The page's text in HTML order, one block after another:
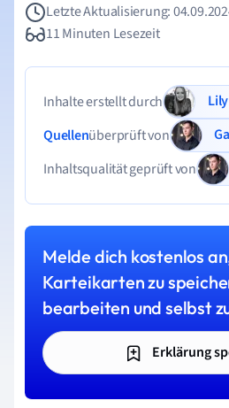
Letzte Aktualisierung:
11 Minuten Lesezeit
Inhalte erstellt durch
Quellenüberprüft von
Inhaltsqualität geprüft von
Melde dich kostenlos
Karteikarten zu
bearbeiten und selbst
Erklärung